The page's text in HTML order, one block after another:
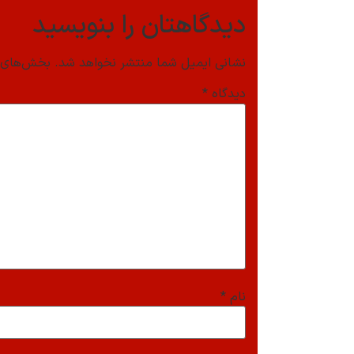
دیدگاهتان را بنویسید
نشانی ایمیل شما منتشر نخواهد شد. بخش‌های
دیدگاه *
نام *